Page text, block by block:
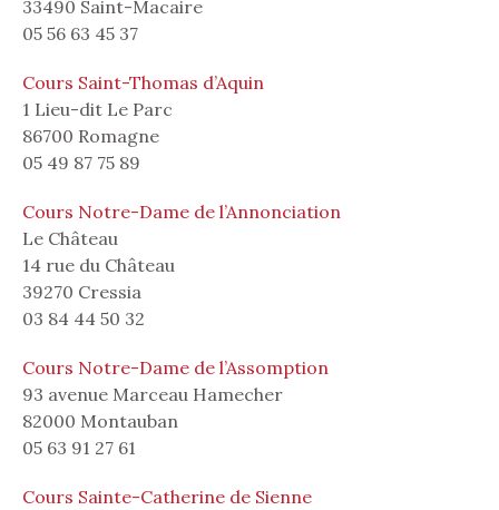
33490 Saint-Macaire
05 56 63 45 37
Cours Saint-Thomas d’Aquin
1 Lieu-dit Le Parc
86700 Romagne
05 49 87 75 89
Cours Notre-Dame de l’Annonciation
Le Château
14 rue du Château
39270 Cressia
03 84 44 50 32
Cours Notre-Dame de l’Assomption
93 avenue Marceau Hamecher
82000 Montauban
05 63 91 27 61
Cours Sainte-Catherine de Sienne